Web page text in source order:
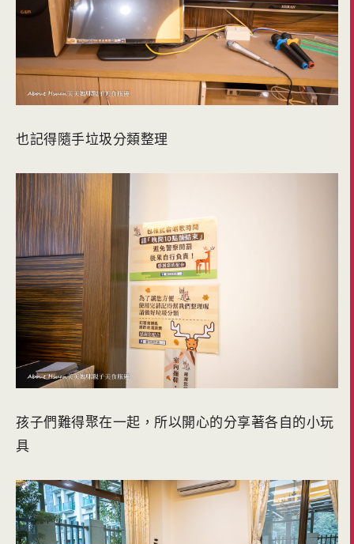
也記得隨手垃圾分類整理
孩子們難得聚在一起，所以開心的分享著各自的小玩
具